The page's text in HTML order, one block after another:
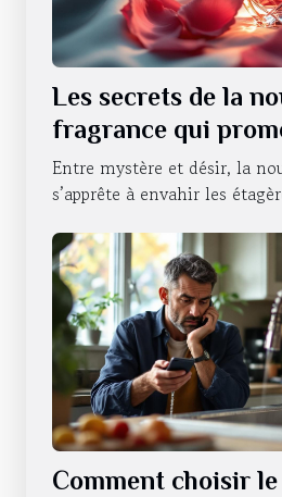
Les secrets de la
fragrance qui
révolutionner la
Entre mystère et désir, la
s’apprête à envahir les
Comment choisir